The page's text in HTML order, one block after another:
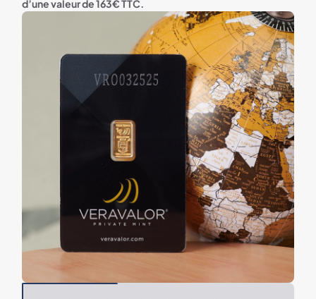
d’une valeur de 163€ TTC.